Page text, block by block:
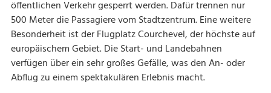
öffentlichen Verkehr gesperrt werden. Dafür trennen nur
500 Meter die Passagiere vom Stadtzentrum. Eine weitere
Besonderheit ist der Flugplatz Courchevel, der höchste auf
europäischem Gebiet. Die Start- und Landebahnen
verfügen über ein sehr großes Gefälle, was den An- oder
Abflug zu einem spektakulären Erlebnis macht.